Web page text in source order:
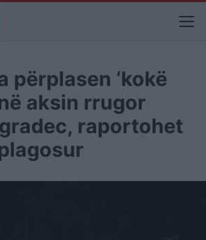
përplasen ‘kokë
aksin rrugor
raportohet